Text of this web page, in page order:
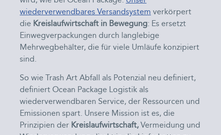
wiederverwendbares Versand­system verkörpert
die Kreislaufwirtschaft in Bewegung: Es ersetzt
Einwegverpackungen durch langlebige
Mehrwegbehälter, die für viele Umläufe konzipiert
sind.
So wie Trash Art Abfall als Potenzial neu definiert,
definiert Ocean Package Logistik als
wiederverwendbaren Service, der Ressourcen und
Emissionen spart. Unsere Mission ist es, die
Prinzipien der Kreislaufwirtschaft, Vermeidung und